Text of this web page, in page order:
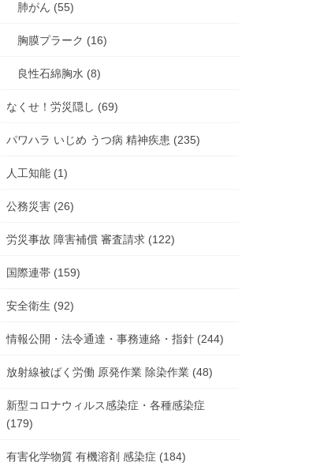
肺がん (55)
胸膜プラーク (16)
良性石綿胸水 (8)
なくせ！労災隠し (69)
パワハラ いじめ うつ病 精神疾患 (235)
人工知能 (1)
公務災害 (26)
労災事故 障害補償 審査請求 (122)
国際連帯 (159)
安全衛生 (92)
情報公開・法令通達・事務連絡・指針 (244)
放射線被ばく労働 原発作業 除染作業 (48)
新型コロナウィルス感染症・各種感染症
(179)
有害化学物質 有機溶剤 感染症 (184)